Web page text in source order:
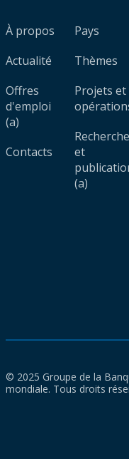
À propos
Actualité
Offres
d'emploi
(a)
Contacts
Pays
Thèmes
Projets et
Recherche
et
(a)
© 2025 Groupe de la
mondiale. Tous droits